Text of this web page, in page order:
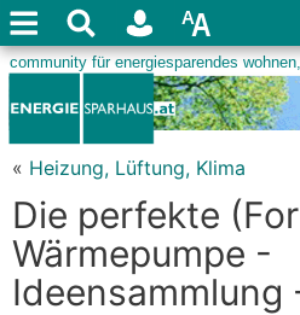
« Heizung, Lüftung, Klima
Die perfekte
Wärmepumpe -
Ideensammlung